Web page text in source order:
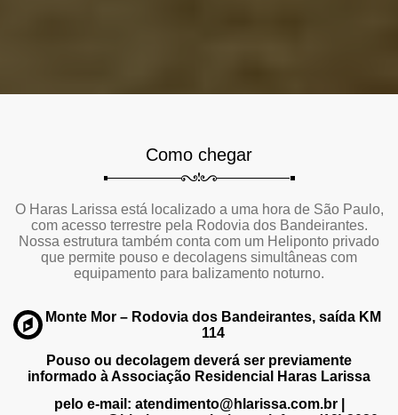
Como chegar
O Haras Larissa está localizado a uma hora de São Paulo,
com acesso terrestre pela Rodovia dos Bandeirantes.
Nossa estrutura também conta com um Heliponto privado
que permite pouso e decolagens simultâneas com
equipamento para balizamento noturno.
Monte Mor – Rodovia dos Bandeirantes, saída KM
114
Pouso ou decolagem deverá ser previamente
informado à Associação Residencial Haras Larissa
pelo e-mail: atendimento@hlarissa.com.br |